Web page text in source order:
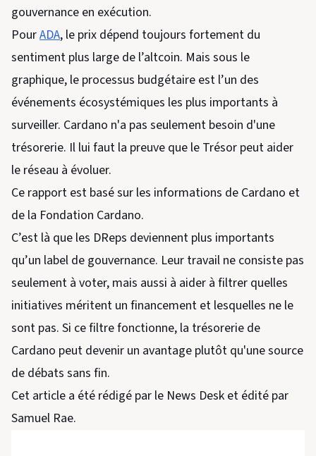
gouvernance en exécution.
PourADA, le prix dépend toujours fortement du
sentiment plus large de l’altcoin. Mais sous le
graphique, le processus budgétaire est l’un des
événements écosystémiques les plus importants à
surveiller. Cardano n'a pas seulement besoin d'une
trésorerie. Il lui faut la preuve que le Trésor peut aider
le réseau à évoluer.
Ce rapport est basé sur les informations de Cardano et
de la Fondation Cardano.
C’est là que les DReps deviennent plus importants
qu’un label de gouvernance. Leur travail ne consiste pas
seulement à voter, mais aussi à aider à filtrer quelles
initiatives méritent un financement et lesquelles ne le
sont pas. Si ce filtre fonctionne, la trésorerie de
Cardano peut devenir un avantage plutôt qu'une source
de débats sans fin.
Cet article a été rédigé par le News Desk et édité par
Samuel Rae.